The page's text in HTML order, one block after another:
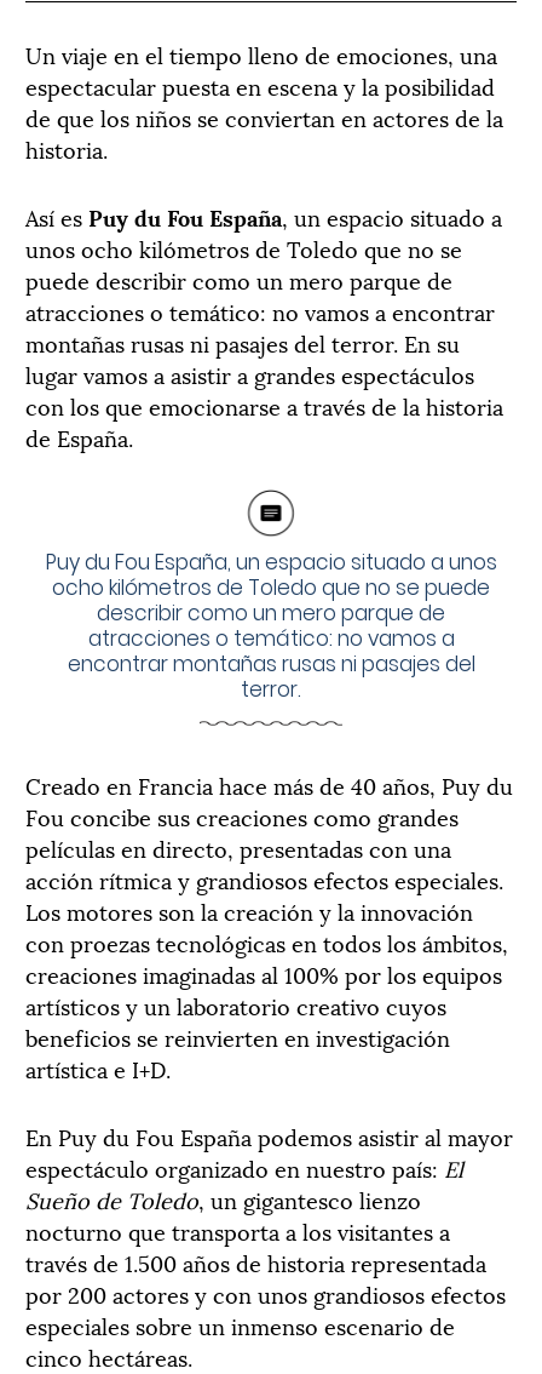
Un viaje en el tiempo lleno de emociones, una
espectacular puesta en escena y la posibilidad
de que los niños se conviertan en actores de la
historia.
Así esPuy du Fou España, un espacio situado a
unos ocho kilómetros de Toledo que no se
puede describir como un mero parque de
atracciones o temático: no vamos a encontrar
montañas rusas ni pasajes del terror. En su
lugar vamos a asistir a grandes espectáculos
con los que emocionarse a través de la historia
de España.
Puy du Fou España, un espacio situado a unos
ocho kilómetros de Toledo que no se puede
describir como un mero parque de
atracciones o temático: no vamos a
encontrar montañas rusas ni pasajes del
terror.
Creado en Francia hace más de 40 años, Puy du
Fou concibe sus creaciones como grandes
películas en directo, presentadas con una
acción rítmica y grandiosos efectos especiales.
Los motores son la creación y la innovación
con proezas tecnológicas en todos los ámbitos,
creaciones imaginadas al 100% por los equipos
artísticos y un laboratorio creativo cuyos
beneficios se reinvierten en investigación
artística e I+D.
En Puy du Fou España podemos asistir al mayor
espectáculo organizado en nuestro país: El
Sueño de Toledo, un gigantesco lienzo
nocturno que transporta a los visitantes a
través de 1.500 años de historia representada
por 200 actores y con unos grandiosos efectos
especiales sobre un inmenso escenario de
cinco hectáreas.